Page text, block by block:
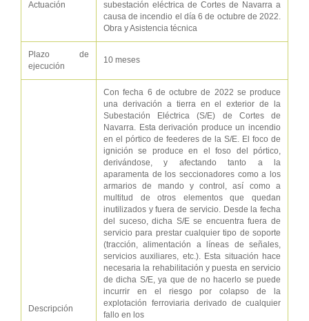
Actuación
subestación eléctrica de Cortes de Navarra a
causa de incendio el día 6 de octubre de 2022.
Obra y Asistencia técnica
Plazo de
ejecución
10 meses
Descripción
Con fecha 6 de octubre de 2022 se produce
una derivación a tierra en el exterior de la
Subestación Eléctrica (S/E) de Cortes de
Navarra. Esta derivación produce un incendio
en el pórtico de feederes de la S/E. El foco de
ignición se produce en el foso del pórtico,
derivándose, y afectando tanto a la
aparamenta de los seccionadores como a los
armarios de mando y control, así como a
multitud de otros elementos que quedan
inutilizados y fuera de servicio. Desde la fecha
del suceso, dicha S/E se encuentra fuera de
servicio para prestar cualquier tipo de soporte
(tracción, alimentación a líneas de señales,
servicios auxiliares, etc.). Esta situación hace
necesaria la rehabilitación y puesta en servicio
de dicha S/E, ya que de no hacerlo se puede
incurrir en el riesgo por colapso de la
explotación ferroviaria derivado de cualquier
fallo en los